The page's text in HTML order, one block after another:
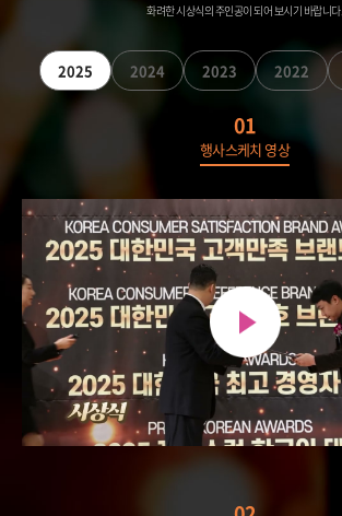
화려한 시상식의 주인공이 되어 보시기 바랍니다.
2025 2024 2023 2022
01
행사스케치 영상